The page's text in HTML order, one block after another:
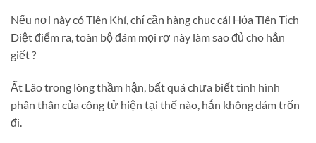
Nếu nơi này có Tiên Khí, chỉ cần hàng chục cái Hỏa Tiên Tịch
Diệt điểm ra, toàn bộ đám mọi rợ này làm sao đủ cho hắn
giết ?
Ất Lão trong lòng thầm hận, bất quá chưa biết tình hình
phân thân của công tử hiện tại thế nào, hắn không dám trốn
đi.